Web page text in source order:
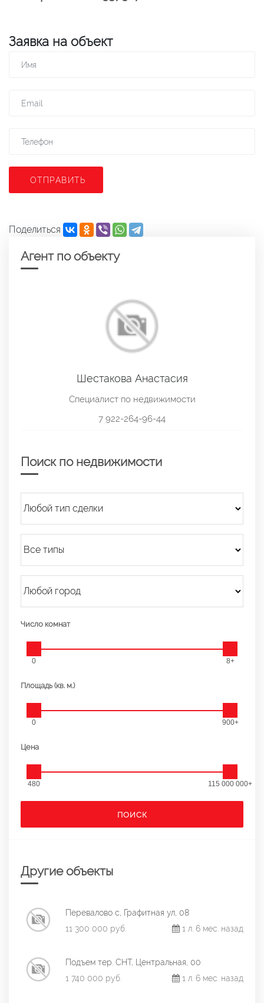
Заявка на объект
ОТПРАВИТЬ
Поделиться
Агент по объекту
Шестакова Анастасия
Специалист по недвижимости
7 922-264-96-44
Поиск по недвижимости
Число комнат
0 8+
Площадь (кв. м.)
0 900+
Цена
480 115 000 000+
ПОИСК
Другие объекты
Перевалово с, Графитная ул, 08
11 300 000 руб.
1 л. 6 мес. назад
Подъем тер. СНТ, Центральная, 00
1 740 000 руб.
1 л. 6 мес. назад